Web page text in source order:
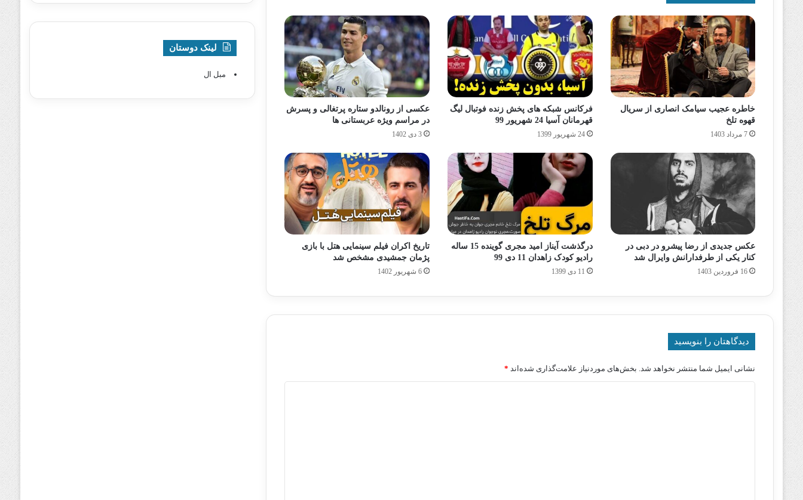
خاطره عجیب سیامک انصاری از سریال
قهوه تلخ
7 مرداد 1403
فرکانس شبکه های پخش زنده فوتبال لیگ
قهرمانان آسیا 24 شهریور 99
24 شهریور 1399
عکسی از رونالدو ستاره پرتغالی و پسرش
در مراسم ویژه عربستانی ها
3 دی 1402
عکس جدیدی از رضا پیشرو در دبی در
کنار یکی از طرفدارانش وایرال شد
16 فروردین 1403
درگذشت آیناز امید مجری گوینده 15 ساله
رادیو کودک زاهدان 11 دی 99
11 دی 1399
تاریخ اکران فیلم سینمایی هتل با بازی
پژمان جمشیدی مشخص شد
6 شهریور 1402
دیدگاهتان را بنویسید
نشانی ایمیل شما منتشر نخواهد شد. بخش‌های موردنیاز علامت‌گذاری شده‌اند *
لینک دوستان
مبل ال